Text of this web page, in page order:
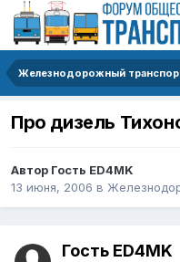
Железнодорожный
Про дизель
Автор Гость ED4MK
13 июня, 2006 в
Гость ED4MK